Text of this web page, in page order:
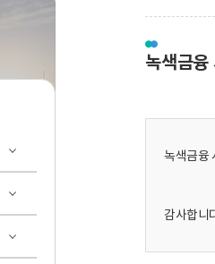
녹색금융
녹색금융
감사합니